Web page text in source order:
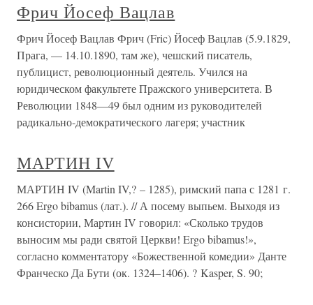
Фрич Йосеф Вацлав
Фрич Йосеф Вацлав Фрич (Fric) Йосеф Вацлав (5.9.1829,
Прага, — 14.10.1890, там же), чешский писатель,
публицист, революционный деятель. Учился на
юридическом факультете Пражского университета. В
Революции 1848—49 был одним из руководителей
радикально-демократического лагеря; участник
МАРТИН IV
МАРТИН IV (Martin IV,? – 1285), римский папа с 1281 г.
266 Ergo bibamus (лат.). // А посему выпьем. Выходя из
консистории, Мартин IV говорил: «Сколько трудов
выносим мы ради святой Церкви! Ergo bibamus!»,
согласно комментатору «Божественной комедии» Данте
Франческо Да Бути (ок. 1324–1406). ? Kasper, S. 90;